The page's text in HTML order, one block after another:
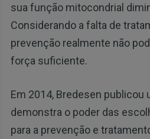
sua função mitocondrial
Considerando a falta de
prevenção realmente não
força suficiente.
Em 2014, Bredesen publicou
demonstra o poder das
para a prevenção e